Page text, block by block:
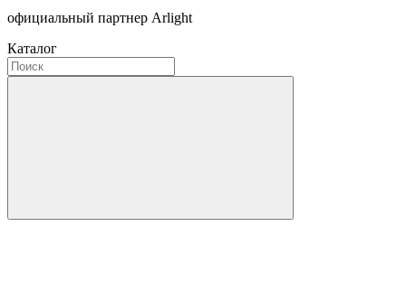
официальный партнер Arlight
Каталог